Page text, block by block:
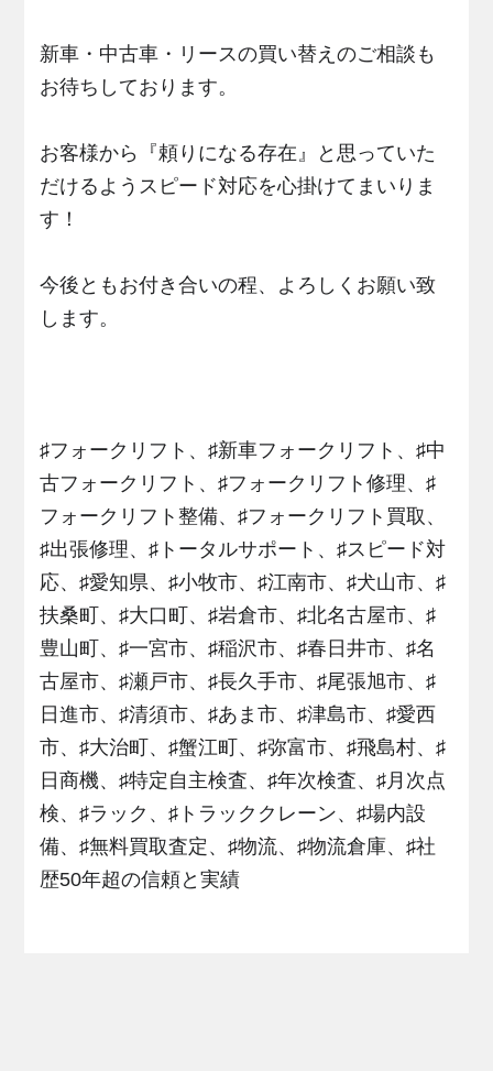
新車・中古車・リースの買い替えのご相談も
お待ちしております。
お客様から『頼りになる存在』と思っていた
だけるようスピード対応を心掛けてまいりま
す！
今後ともお付き合いの程、よろしくお願い致
します。
♯フォークリフト、♯新車フォークリフト、♯中
古フォークリフト、♯フォークリフト修理、♯
フォークリフト整備、♯フォークリフト買取、
♯出張修理、♯トータルサポート、♯スピード対
応、♯愛知県、♯小牧市、♯江南市、♯犬山市、♯
扶桑町、♯大口町、♯岩倉市、♯北名古屋市、♯
豊山町、♯一宮市、♯稲沢市、♯春日井市、♯名
古屋市、♯瀬戸市、♯長久手市、♯尾張旭市、♯
日進市、♯清須市、♯あま市、♯津島市、♯愛西
市、♯大治町、♯蟹江町、♯弥富市、♯飛島村、♯
日商機、♯特定自主検査、♯年次検査、♯月次点
検、♯ラック、♯トラッククレーン、♯場内設
備、♯無料買取査定、♯物流、♯物流倉庫、♯社
歴50年超の信頼と実績